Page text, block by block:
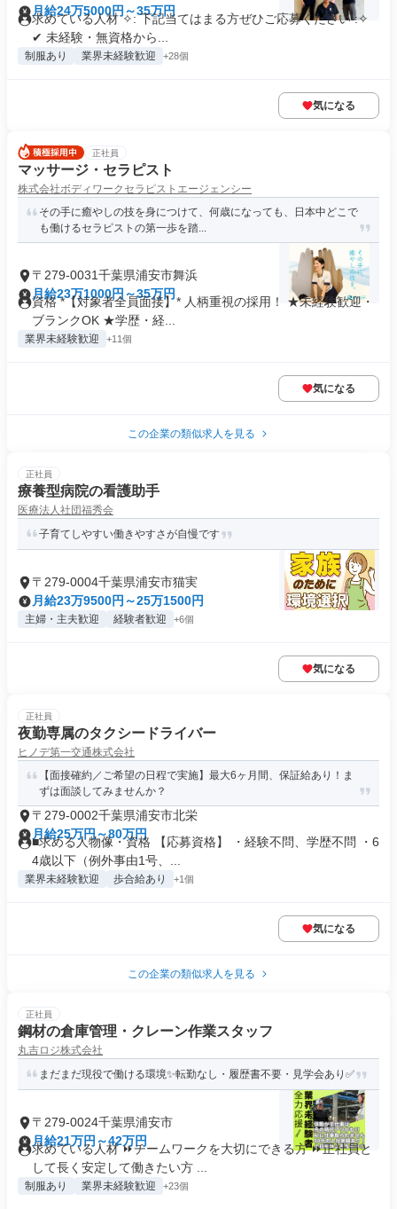
月給24万5000円～35万円
求めている人材 ✧: 下記当てはまる方ぜひご応募ください :✧
✔ 未経験・無資格から...
制服あり 業界未経験歓迎 +28個
気になる
正社員
マッサージ・セラピスト
株式会社ボディワークセラピストエージェンシー
その手に癒やしの技を身につけて、何歳になっても、日本中どこで
も働けるセラピストの第一歩を踏...
〒279-0031千葉県浦安市舞浜
月給23万1000円～35万円
資格 *【対象者全員面接】* 人柄重視の採用！ ★未経験歓迎・
ブランクOK ★学歴・経...
業界未経験歓迎 +11個
気になる
この企業の類似求人を見る
正社員
療養型病院の看護助手
医療法人社団福秀会
子育てしやすい働きやすさが自慢です
〒279-0004千葉県浦安市猫実
月給23万9500円～25万1500円
主婦・主夫歓迎 経験者歓迎 +6個
気になる
正社員
夜勤専属のタクシードライバー
ヒノデ第一交通株式会社
【面接確約／ご希望の日程で実施】最大6ヶ月間、保証給あり！ま
ずは面談してみませんか？
〒279-0002千葉県浦安市北栄
月給25万円～80万円
■求める人物像・資格 【応募資格】 ・経験不問、学歴不問 ・6
4歳以下（例外事由1号、...
業界未経験歓迎 歩合給あり +1個
気になる
この企業の類似求人を見る
正社員
鋼材の倉庫管理・クレーン作業スタッフ
丸吉ロジ株式会社
まだまだ現役で働ける環境✨転勤なし・履歴書不要・見学会あり✅
〒279-0024千葉県浦安市
月給21万円～42万円
求めている人材 ⏩チームワークを大切にできる方 ⏩正社員と
して長く安定して働きたい方 ...
制服あり 業界未経験歓迎 +23個